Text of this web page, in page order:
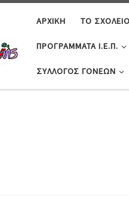
ΑΡΧΙΚΉ ΤΟ
ΠΡΟΓΡΆΜΜΑΤΑ Ι.Ε.Π.
ΣΎΛΛΟΓΟΣ ΓΟΝΈΩΝ